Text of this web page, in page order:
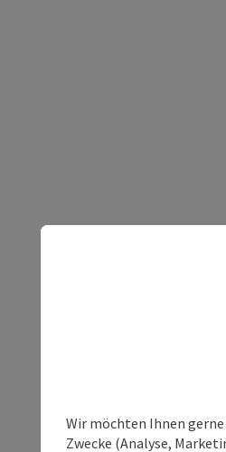
Wir möchten Ihnen
Zwecke (Analyse,